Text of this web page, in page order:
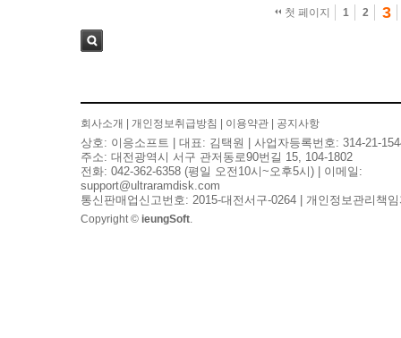
첫 페이지 1 2 3
회사소개 개인정보취급방침 이용약관 공지사항
상호: 이응소프트 | 대표: 김택원 | 사업자등록번호: 314-21-
주소: 대전광역시 서구 관저동로90번길 15, 104-1802
전화: 042-362-6358 (평일 오전10시~오후5시) | 이메일:
support@ultraramdisk.com
통신판매업신고번호: 2015-대전서구-0264 | 개인정보관리책
Copyright © ieungSoft.